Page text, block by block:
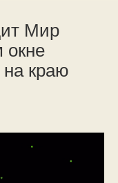
Мир
окне
краю